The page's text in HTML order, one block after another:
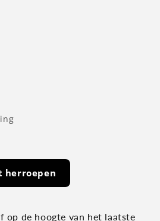
herroepen
op de hoogte van het laatste